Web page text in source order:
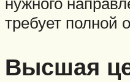
требует полной
Высшая